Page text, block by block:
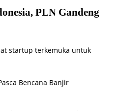
PLN Gandeng
startup terkemuka untuk